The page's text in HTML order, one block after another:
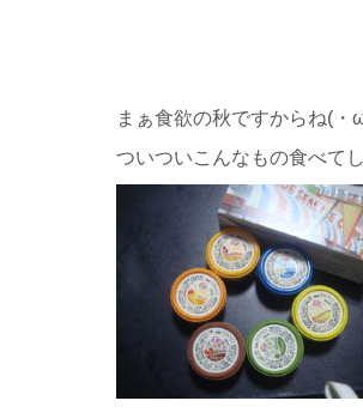
まぁ食欲の秋ですからね(・
ついついこんなもの食べて